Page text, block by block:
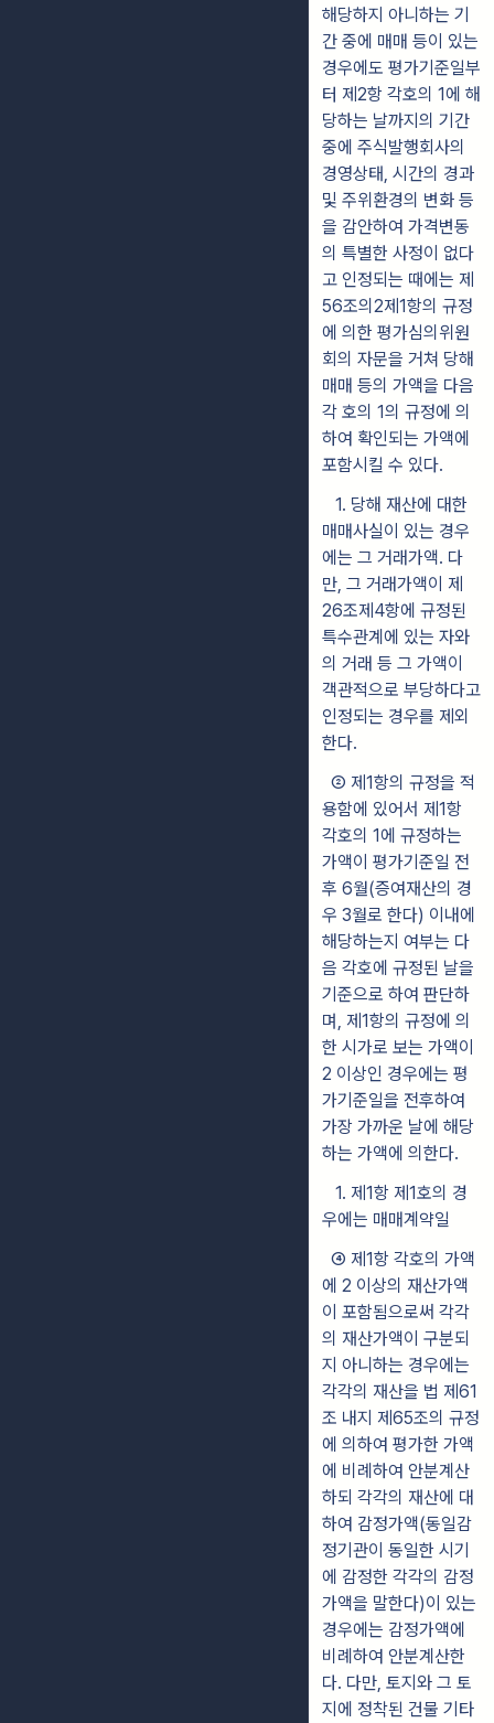
해당하지 아니하는 기
간 중에 매매 등이 있는
경우에 도 평가기준일부
터 제2항 각호의 1에 해
당하는 날까지의 기간
중에 주식발행회사의
경영상태, 시간의 경과
및 주위 환경의 변화 등
을 감안하여 가격변동
의 특별한 사정이 없다
고 인정되는 때에 는 제
56조의2제1항의 규정
에 의한 평가심의위원
회의 자문을 거쳐 당해
매매 등의 가액을 다음
각 호의 1의 규정에 의
하여 확인되는 가액에
포함시킬 수 있다.
1. 당해 재산에 대한
매매사실이 있는 경우
에는 그 거래가액. 다
만, 그 거래가액이 제
26조제4항에 규정된
특수관계에 있는 자와
의 거래 등 그 가액이
객관적으로 부당하다고
인정되는 경우를 제외
한다.
② 제1항의 규정을 적
용함에 있어서 제1항
각호의 1에 규정하는
가액이 평가기준일 전
후 6월(증여재산의 경
우 3월로 한다) 이내에
해당하는지 여부는 다
음 각호에 규정된 날을
기준으로 하여 판단하
며, 제1항의 규정에 의
한 시 가로 보는 가액이
2 이상인 경우에는 평
가기준일을 전후하여
가장 가까운 날에 해당
하는 가액에 의한다.
1. 제1항 제1호의 경
우에는 매매계약일
④ 제1항 각호의 가액
에 2 이상의 재산가액
이 포함됨으로써 각각
의 재산가액이 구분되
지 아니하는 경우에는
각각의 재산을 법 제61
조 내지 제65조의 규정
에 의하여 평가한 가액
에 비례하여 안분계산
하되 각각의 재산에 대
하여 감정가액(동일감
정기관이 동일한 시기
에 감정한 각각의 감정
가액을 말한다)이 있는
경우에는 감정가액에
비례하여 안분계산한
다. 다만, 토지와 그 토
지에 정착된 건물 기타